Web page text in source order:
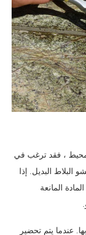
، فقد ترغب في
البلاط البديل. إذا
المانعة
عندما يتم تحضير